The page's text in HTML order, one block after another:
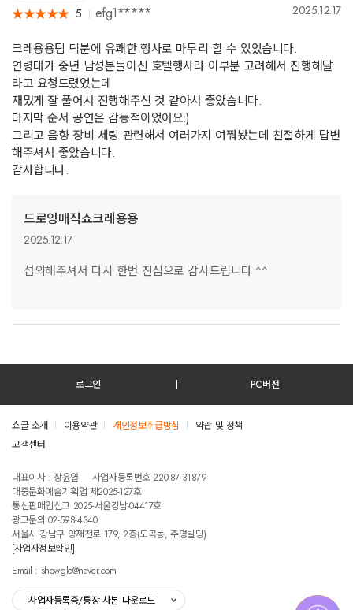
★★★★★
★★★★★ 5 efg1***** 2025.12.17
크레용용팀 덕분에 유쾌한 행사로 마무리 할 수 있었습니다.
연령대가 중년 남성분들이신 호텔행사라 이부분 고려해서 진행해달
라고 요청드렸었는데
재밌게 잘 풀어서 진행해주신 것 같아서 좋았습니다.
마지막 순서 공연은 감동적이었어요:)
그리고 음향 장비 세팅 관련해서 여러가지 여쭤봤는데 친절하게 답변
해주셔서 좋았습니다.
감사합니다.
드로잉매직쇼크레용용
2025.12.17
섭외해주셔서 다시 한번 진심으로 감사드립니다 ^^
로그인 PC버전
쇼글 소개 이용약관 개인정보취급방침
약관 및 정책
고객센터
대표이사 : 장윤열
사업자등록번호 220-87-31879
대중문화예술기획업 제2025-127호
통신판매업신고 2025-서울강남-04417호
광고문의 02-598-4340
서울시 강남구 양재천로 179, 2층(도곡동, 주영빌딩)
[사업자정보확인]
Email : showgle@naver.com
사업자등록증/통장 사본 다운로드